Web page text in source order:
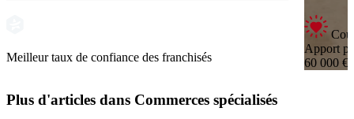
Meilleur taux de confiance des franchisés
Apport
60 000 €
Plus d'articles dans Commerces spécialisés